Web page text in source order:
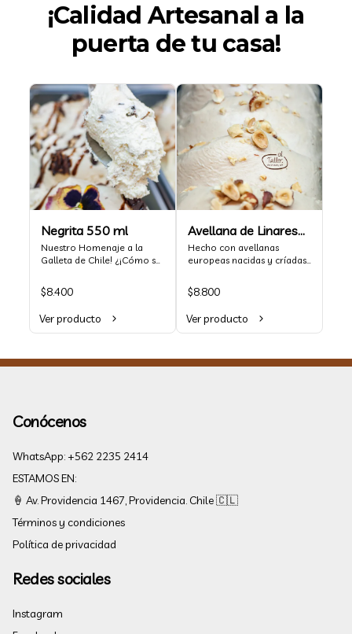
¡Calidad Artesanal a la
puerta de tu casa!
Negrita 550 ml
Nuestro Homenaje a la
Galleta de Chile! ¿¡Cómo se
helado, galleta y chocolate.
(550 ml)
$8.400
Ver producto
Avellana de Linares
550 ml
Hecho con avellanas
europeas nacidas y críadas
especial para El Taller. No
deje de probarlo! (550 ml)
$8.800
Ver producto
Conócenos
WhatsApp: +562 2235 2414
ESTAMOS EN:
🍦 Av. Providencia 1467, Providencia. Chile 🇨🇱
Términos y condiciones
Política de privacidad
Redes sociales
Instagram